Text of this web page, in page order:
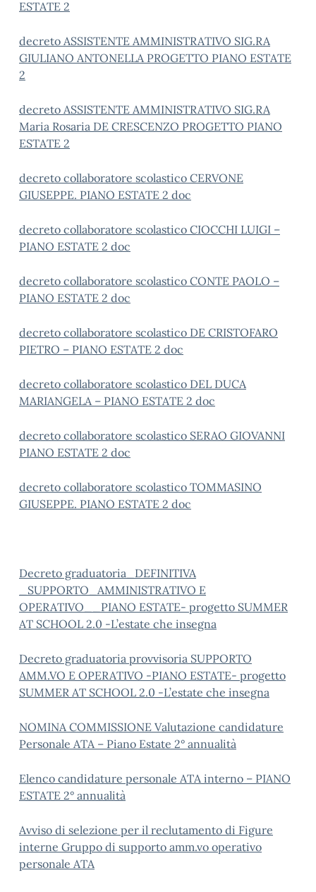
ESTATE 2
decreto ASSISTENTE AMMINISTRATIVO SIG.RA
GIULIANO ANTONELLA PROGETTO PIANO ESTATE
2
decreto ASSISTENTE AMMINISTRATIVO SIG.RA
Maria Rosaria DE CRESCENZO PROGETTO PIANO
ESTATE 2
decreto collaboratore scolastico CERVONE
GIUSEPPE. PIANO ESTATE 2 doc
decreto collaboratore scolastico CIOCCHI LUIGI –
PIANO ESTATE 2 doc
decreto collaboratore scolastico CONTE PAOLO –
PIANO ESTATE 2 doc
decreto collaboratore scolastico DE CRISTOFARO
PIETRO – PIANO ESTATE 2 doc
decreto collaboratore scolastico DEL DUCA
MARIANGELA – PIANO ESTATE 2 doc
decreto collaboratore scolastico SERAO GIOVANNI
PIANO ESTATE 2 doc
decreto collaboratore scolastico TOMMASINO
GIUSEPPE. PIANO ESTATE 2 doc
Decreto graduatoria_DEFINITIVA
_SUPPORTO_AMMINISTRATIVO E
OPERATIVO__PIANO ESTATE- progetto SUMMER
AT SCHOOL 2.0 -L’estate che insegna
Decreto graduatoria provvisoria SUPPORTO
AMM.VO E OPERATIVO -PIANO ESTATE- progetto
SUMMER AT SCHOOL 2.0 -L’estate che insegna
NOMINA COMMISSIONE Valutazione candidature
Personale ATA – Piano Estate 2° annualità
Elenco candidature personale ATA interno – PIANO
ESTATE 2° annualità
Avviso di selezione per il reclutamento di Figure
interne Gruppo di supporto amm.vo operativo
personale ATA